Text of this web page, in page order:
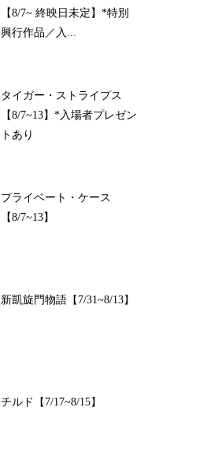
【8/7~ 終映日未定】*特別
興行作品／入...
タイガー・ストライプス
【8/7~13】*入場者プレゼン
トあり
プライベート・ケース
【8/7~13】
新凱旋門物語【7/31~8/13】
チルド【7/17~8/15】